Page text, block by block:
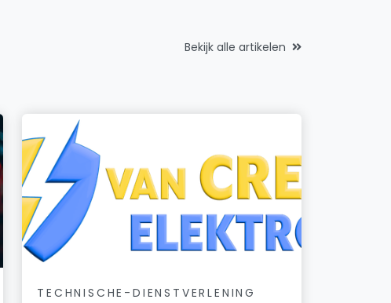
Bekijk alle artikelen
TECHNISCHE-DIENSTVERLENING